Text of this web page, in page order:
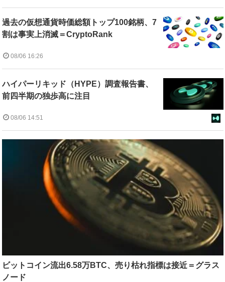
過去の仮想通貨時価総額トップ100銘柄、7
割は事実上消滅＝CryptoRank
08/06 16:26
ハイパーリキッド（HYPE）調査報告書、
前四半期の独歩高に注目
08/06 14:51
ビットコイン流出6.58万BTC、売り枯れ指標は接近＝グラス
ノード